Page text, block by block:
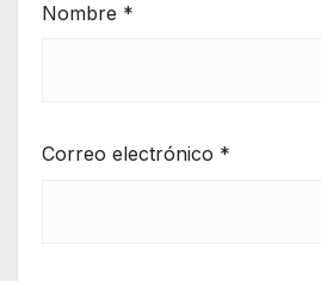
Nombre *
Correo electrónico *